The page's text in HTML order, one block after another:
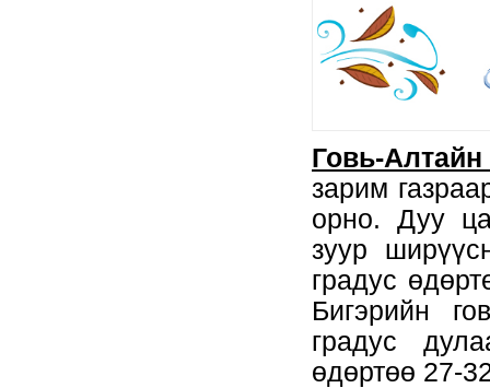
Говь-
зарим
орно. Дуу
зуур
градус
Бигэрийн
градус
өдөртөө